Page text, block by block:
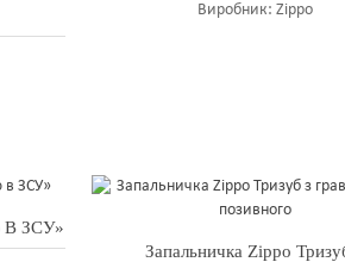
Виробник:Zippo
В ЗСУ»
Запальничка Zippo